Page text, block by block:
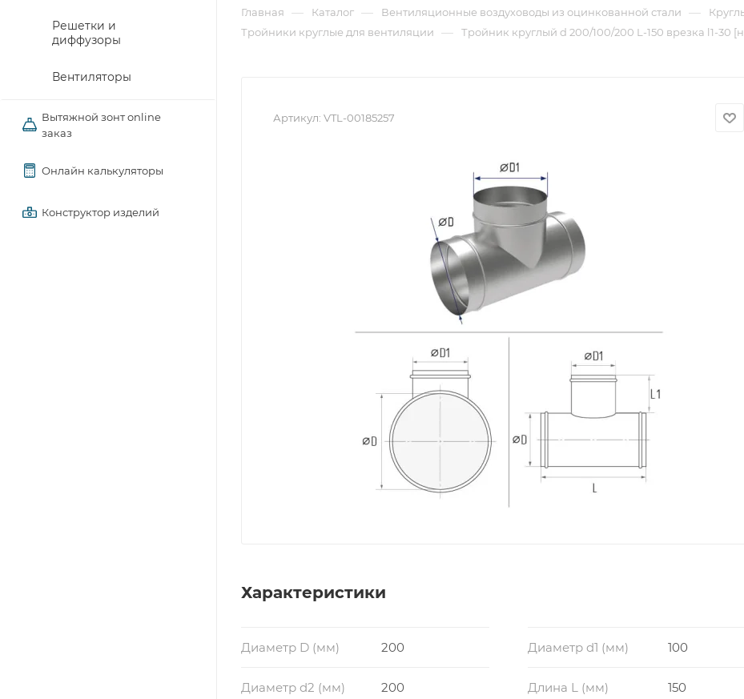
Решетки и
диффузоры
Вентиляторы
Вытяжной зонт online
заказ
Онлайн калькуляторы
Конструктор изделий
Главная — Каталог — Вентиляционные воздуховоды из оцинкованной стали —
Тройники круглые для вентиляции — Тройник круглый d 200/100/200 L-150 врезка l1-30
Артикул: VTL-00185257
Характеристики
Диаметр D (мм) 200 Диаметр d1 (мм) 100
Диаметр d2 (мм) 200 Длина L (мм) 150